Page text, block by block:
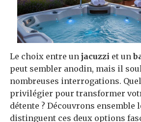
Le choix entre un jacuzzi et un
peut sembler anodin, mais il
nombreuses interrogations.
privilégier pour transformer
détente ? Découvrons ensemble
distinguent ces deux options